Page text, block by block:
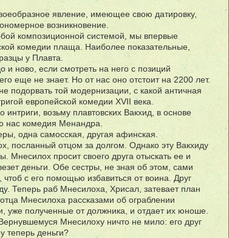
явление, имеющее свою датировку,
возникновение.
композиционной системой, мы впервые
комедии плаща. Наиболее показательные,
у Плавта.
и ново, если смотреть на него с позиций
еще не знает. Но от нас оно отстоит на 2200 лет.
подорвать той модернизации, с какой античная
европейской комедии XVII века.
интриги, возьму плавтовских Вакхид, в основе
нас комедия Менандра.
одна самосская, другая афинская.
посланный отцом за долгом. Однако эту Вакхиду
Мнесилох просит своего друга отыскать ее и
деньги. Обе сестры, не зная об этом, сами
чтоб с его помощью избавиться от воина. Друг
Теперь раб Мнесилоха, Хрисал, затевает план
Мнесилоха рассказами об ограблении
уже полученные от должника, и отдает их юноше.
Мнесилоху ничто не мило: его друг
теперь деньги?